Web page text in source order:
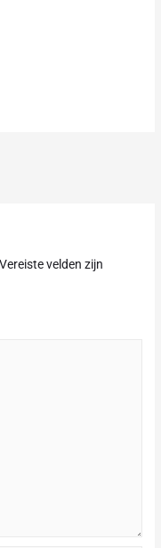
Vereiste velden zijn